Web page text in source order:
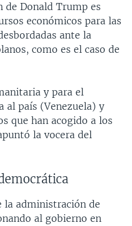
de Donald Trump es
económicos para las
ante la
como es el caso de
y para el
al país (Venezuela) y
que han acogido a los
la vocera del
la administración de
al gobierno en